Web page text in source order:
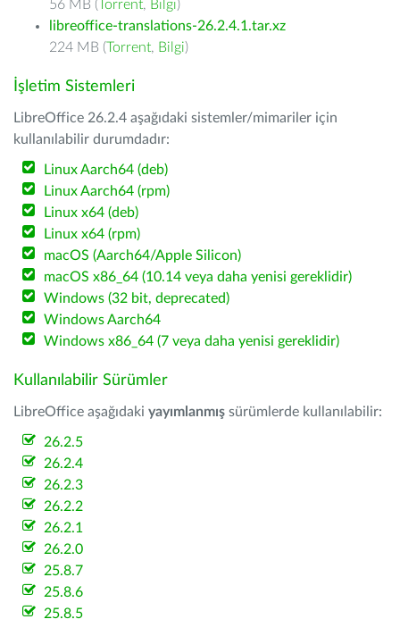
56 MB (Torrent, Bilgi)
libreoffice-translations-26.2.4.1.tar.xz
224 MB (Torrent, Bilgi)
İşletim Sistemleri
LibreOffice 26.2.4 aşağıdaki sistemler/mimariler için
kullanılabilir durumdadır:
Linux Aarch64 (deb)
Linux Aarch64 (rpm)
Linux x64 (deb)
Linux x64 (rpm)
macOS (Aarch64/Apple Silicon)
macOS x86_64 (10.14 veya daha yenisi gereklidir)
Windows (32 bit, deprecated)
Windows Aarch64
Windows x86_64 (7 veya daha yenisi gereklidir)
Kullanılabilir Sürümler
LibreOffice aşağıdaki yayımlanmış sürümlerde kullanılabilir:
26.2.5
26.2.4
26.2.3
26.2.2
26.2.1
26.2.0
25.8.7
25.8.6
25.8.5